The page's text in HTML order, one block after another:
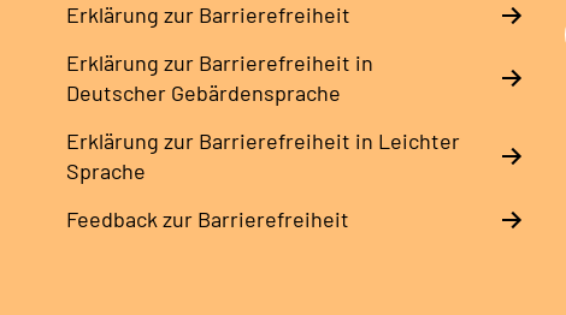
Erklärung zur Barrierefreiheit
Erklärung zur Barrierefreiheit in
Deutscher Gebärdensprache
Erklärung zur Barrierefreiheit in Leichter
Sprache
Feedback zur Barrierefreiheit